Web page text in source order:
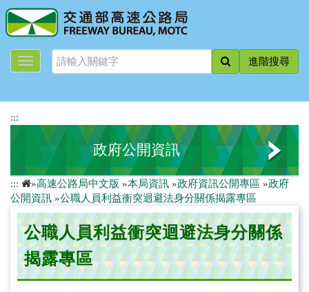
跳
到
主
進階搜尋
:::
政府公開資訊
法規及行政規則
行政指導有關文書
委託研究報告
公務出國報告
::: »高速公路局中文版 »本局資訊 »政府資訊公開專區 »政府
公開資訊 »公職人員利益衝突迴避法身分關係揭露專區
公職人員利益衝突迴避法身分關係
揭露專區